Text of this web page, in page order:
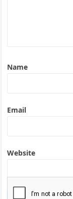
Name
Email
Website